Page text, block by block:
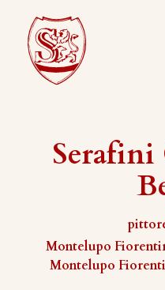
Serafini
Montelupo
Montelupo